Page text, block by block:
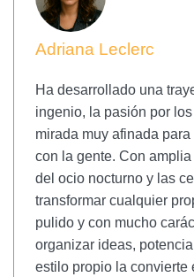
Adriana Leclerc
Ha desarrollado una
ingenio, la pasión por
mirada muy afinada
con la gente. Con
del ocio nocturno y las
transformar cualquier
pulido y con mucho
organizar ideas,
estilo propio la convierte